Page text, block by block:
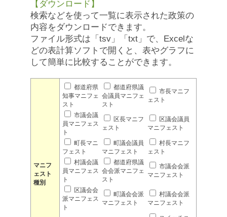
【ダウンロード】
検索などを使って一覧に表示された政策の
内容をダウンロードできます。
ファイル形式は「tsv」「txt」で、Excelな
どの表計算ソフトで開くと、表やグラフに
して簡単に比較することができます。
マニフ
ェスト
種別
都道府県
知事マニフェ
スト
都道府県議
会議員マニフェ
スト
市長マニフ
ェスト
市議会議
員マニフェス
ト
区長マニフ
ェスト
区議会議員
マニフェスト
町長マニ
フェスト
町議会議員
マニフェスト
村長マニフ
ェスト
村議会議
員マニフェス
ト
都道府県議
会会派マニフェ
スト
市議会会派
マニフェスト
区議会会
派マニフェス
ト
町議会会派
マニフェスト
村議会会派
マニフェスト